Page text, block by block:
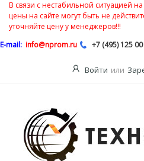
В связи с нестабильной ситуацией
цены на сайте могут быть не
уточняйте цену у менеджеров!!!
E-mail: info@nprom.ru +7 (495) 125 00
Войти или